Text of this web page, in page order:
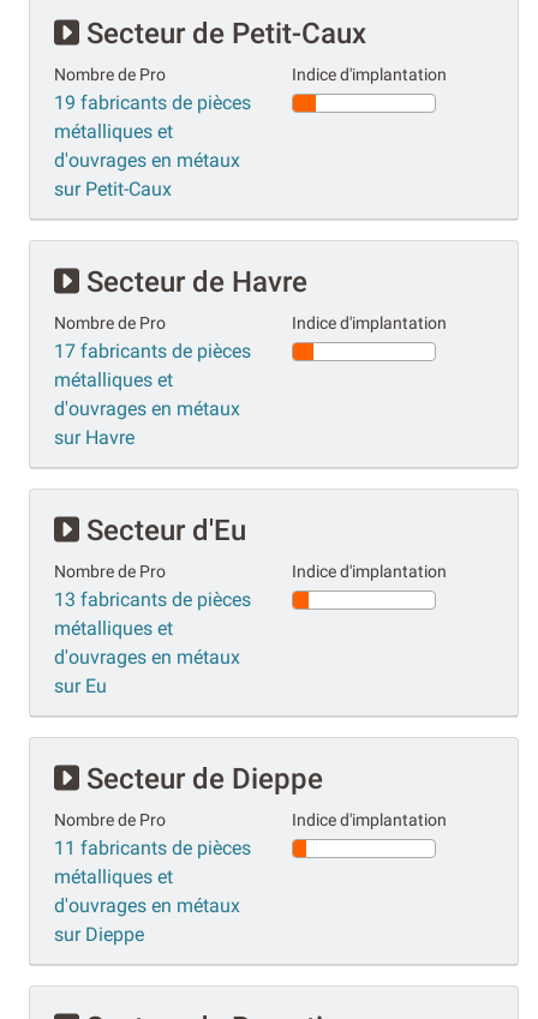
Secteur de Petit-Caux
Nombre de Pro
19 fabricants de pièces
métalliques et
d'ouvrages en métaux
sur Petit-Caux
Indice d'implantation
Secteur de Havre
Nombre de Pro
17 fabricants de pièces
métalliques et
d'ouvrages en métaux
sur Havre
Indice d'implantation
Secteur d'Eu
Nombre de Pro
13 fabricants de pièces
métalliques et
d'ouvrages en métaux
sur Eu
Indice d'implantation
Secteur de Dieppe
Nombre de Pro
11 fabricants de pièces
métalliques et
d'ouvrages en métaux
sur Dieppe
Indice d'implantation